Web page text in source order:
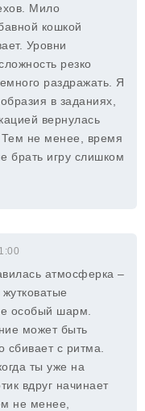
Мило
кошкой
Уровни
резко
раздражать. Я
в заданиях,
вернулась
не менее, время
брать игру слишком
атмосферка –
особый шарм.
может быть
с ритма.
ты уже на
вдруг начинает
не менее,